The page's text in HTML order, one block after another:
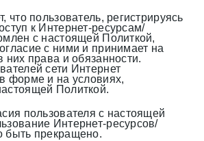
что пользователь, регистрируясь
к Интернет-ресурсам/
с настоящей Политкой,
с ними и принимает на
них права и обязанности.
сети Интернет
форме и на условиях,
Политкой.
пользователя с настоящей
Интернет-ресурсов/
быть прекращено.